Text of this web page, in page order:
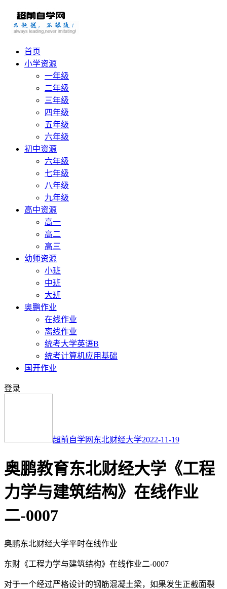
首页
小学资源
一年级
二年级
三年级
四年级
五年级
六年级
初中资源
六年级
七年级
八年级
九年级
高中资源
高一
高二
高三
幼师资源
小班
中班
大班
奥鹏作业
在线作业
离线作业
统考大学英语B
统考计算机应用基础
国开作业
登录
超前自学网 东北财经大学2022-11-19
奥鹏教育东北财经大学《工程
力学与建筑结构》在线作业
二-0007
奥鹏东北财经大学平时在线作业
东财《工程力学与建筑结构》在线作业二-0007
对于一个经过严格设计的钢筋混凝土梁，如果发生正截面裂